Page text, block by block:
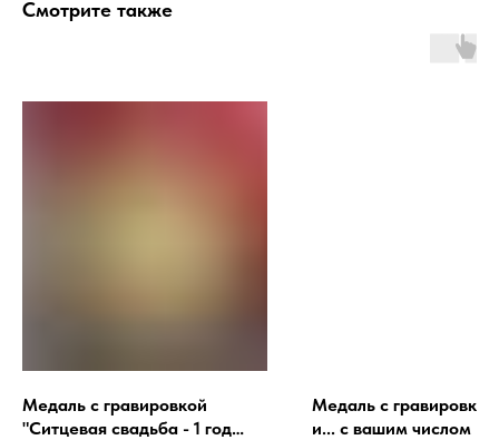
Смотрите также
Медаль с гравировкой
"Ситцевая свадьба - 1 год
Медаль с гравировкой
и... с вашим числом